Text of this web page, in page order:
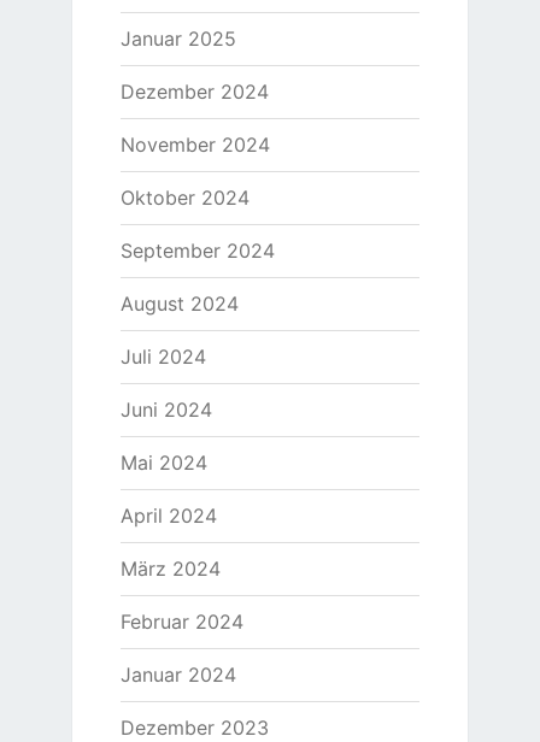
Januar 2025
Dezember 2024
November 2024
Oktober 2024
September 2024
August 2024
Juli 2024
Juni 2024
Mai 2024
April 2024
März 2024
Februar 2024
Januar 2024
Dezember 2023